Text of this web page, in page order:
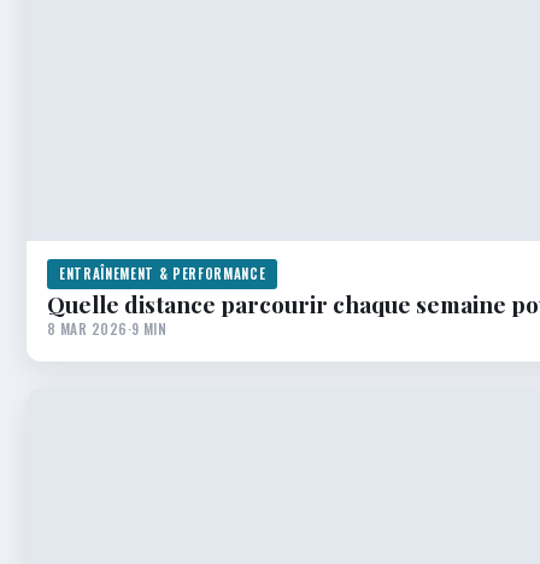
ENTRAÎNEMENT & PERFORMANCE
Quelle distance parcourir chaque semaine
8 MAR 2026·9 MIN